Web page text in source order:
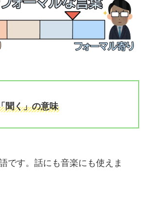
聞く」の意味
です。話にも音楽にも使えま